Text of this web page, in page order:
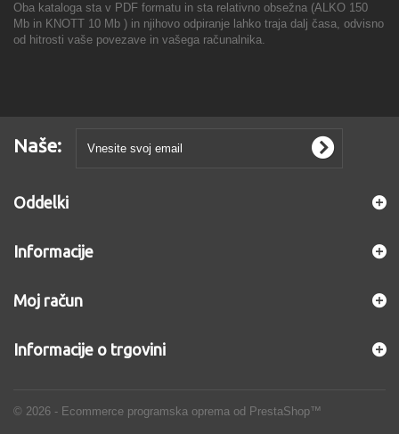
Oba kataloga sta v PDF formatu in sta relativno obsežna (ALKO 150
Mb in KNOTT 10 Mb ) in njihovo odpiranje lahko traja dalj časa, odvisno
od hitrosti vaše povezave in vašega računalnika.
Naše:
Oddelki
Informacije
© 2026 - Ecommerce programska oprema od PrestaShop™
Moj račun
Informacije o trgovini